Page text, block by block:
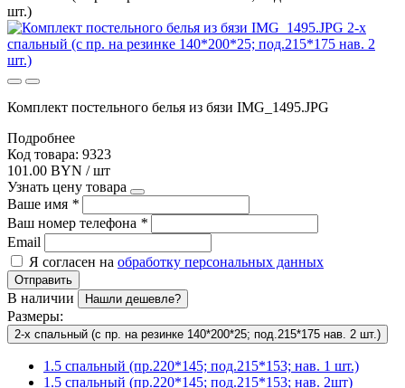
шт.)
Комплект постельного белья из бязи IMG_1495.JPG
Подробнее
Код товара: 9323
101.00 BYN / шт
Узнать цену товара
Ваше имя *
Ваш номер телефона *
Email
Я согласен на обработку персональных данных
Отправить
В наличии Нашли дешевле?
Размеры:
2-х спальный (с пр. на резинке 140*200*25; под.215*175 нав. 2 шт.)
1.5 спальный (пр.220*145; под.215*153; нав. 1 шт.)
1.5 спальный (пр.220*145; под.215*153; нав. 2шт)